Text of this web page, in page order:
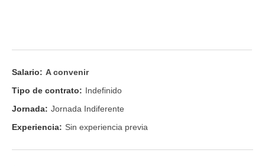
Salario: A convenir
Tipo de contrato: Indefinido
Jornada: Jornada Indiferente
Experiencia: Sin experiencia previa